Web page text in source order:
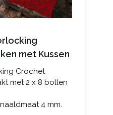
met Kussen
Crochet
met 2 x 8 bollen
4 mm.